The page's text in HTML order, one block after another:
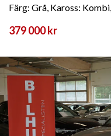
Färg: Grå, Kaross:
379 000 kr